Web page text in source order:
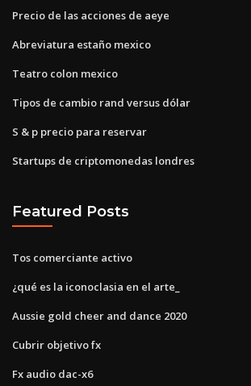
Precio de las acciones de aeye
Abreviatura estaño mexico
Teatro colon mexico
Tipos de cambio rand versus dólar
S & p precio para reservar
Startups de criptomonedas londres
Featured Posts
Tos comerciante activo
¿qué es la iconoclasia en el arte_
Aussie gold cheer and dance 2020
Cubrir objetivo fx
Fx audio dac-x6